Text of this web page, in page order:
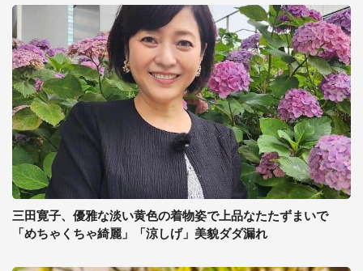
三田寛子、優雅な淡い黄色の着物姿で上品なたたずまいで
「めちゃくちゃ綺麗」「涼しげ」美貌ダダ漏れ